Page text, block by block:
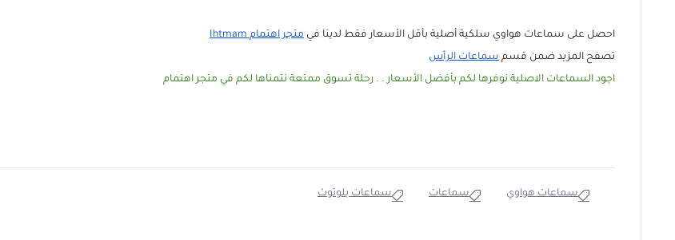
احصل على سماعات هواوي سلكية أصلية بأقل الأسعار فقط لدينا في متجر اهتمام Ihtmam
تصفح المزيد ضمن قسم سماعات الرأس
اجود السماعات الاصلية نوفرها لكم بأفضل الأسعار . . رحلة تسوق ممتعة نتمناها لكم في متجر اهتمام
سماعات هواوي سماعات سماعات بلوتوث